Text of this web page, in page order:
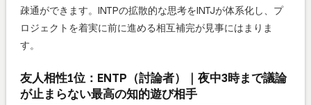
疎通ができます。INTPの拡散的な思考をINTJが体系化し、プ
ロジェクトを着実に前に進める相互補完が見事にはまりま
す。
友人相性1位：ENTP（討論者）｜夜中3時まで議論
が止まらない最高の知的遊び相手